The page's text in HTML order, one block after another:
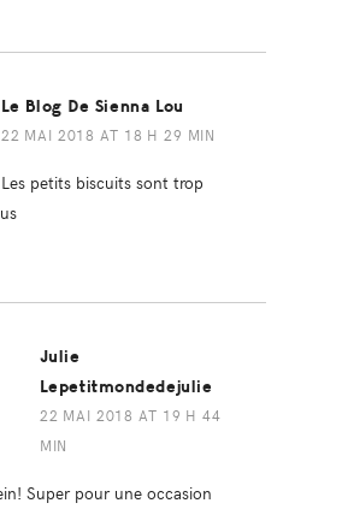
Le Blog De Sienna Lou
22 MAI 2018 AT 18 H 29 MIN
Les petits biscuits sont trop
Julie
Lepetitmondedejulie
22 MAI 2018 AT 19 H 44
MIN
Super pour une occasion